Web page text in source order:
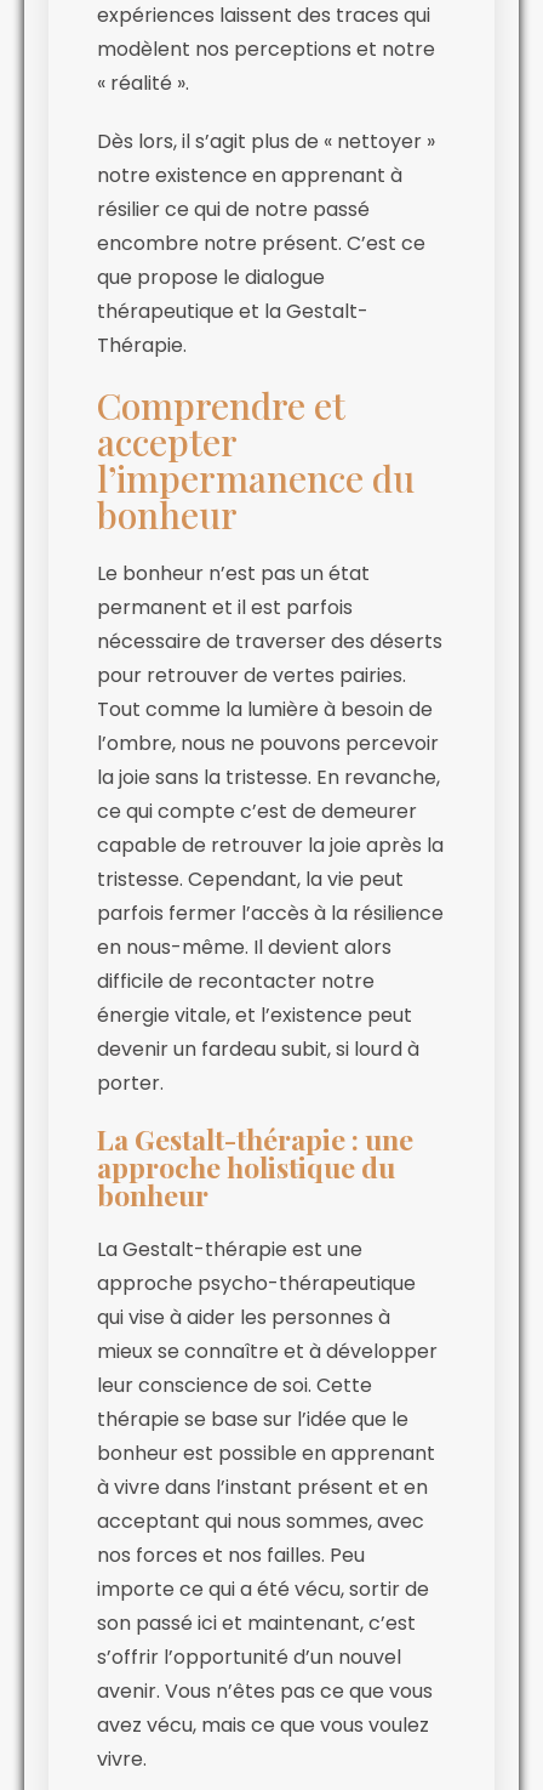
expériences laissent des traces qui
modèlent nos perceptions et notre
« réalité ».
Dès lors, il s’agit plus de « nettoyer »
notre existence en apprenant à
résilier ce qui de notre passé
encombre notre présent. C’est ce
que propose le dialogue
thérapeutique et la Gestalt-
Thérapie.
Comprendre et
accepter
l’impermanence du
bonheur
Le bonheur n’est pas un état
permanent et il est parfois
nécessaire de traverser des déserts
pour retrouver de vertes pairies.
Tout comme la lumière à besoin de
l’ombre, nous ne pouvons percevoir
la joie sans la tristesse. En revanche,
ce qui compte c’est de demeurer
capable de retrouver la joie après la
tristesse. Cependant, la vie peut
parfois fermer l’accès à la résilience
en nous-même. Il devient alors
difficile de recontacter notre
énergie vitale, et l’existence peut
devenir un fardeau subit, si lourd à
porter.
La Gestalt-thérapie : une
approche holistique du
bonheur
La Gestalt-thérapie est une
approche psycho-thérapeutique
qui vise à aider les personnes à
mieux se connaître et à développer
leur conscience de soi. Cette
thérapie se base sur l’idée que le
bonheur est possible en apprenant
à vivre dans l’instant présent et en
acceptant qui nous sommes, avec
nos forces et nos failles. Peu
importe ce qui a été vécu, sortir de
son passé ici et maintenant, c’est
s’offrir l’opportunité d’un nouvel
avenir. Vous n’êtes pas ce que vous
avez vécu, mais ce que vous voulez
vivre.